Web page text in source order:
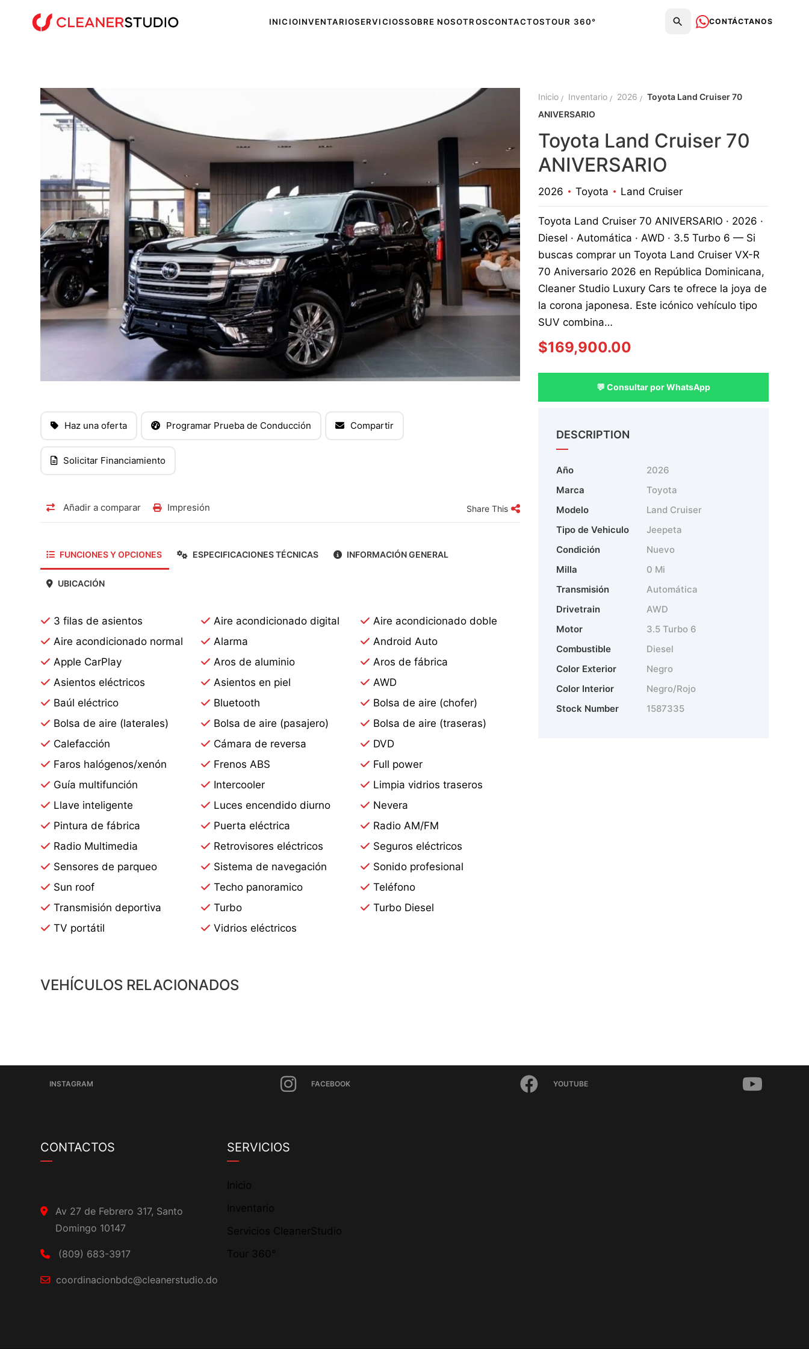
INICIOINVENTARIOSERVICIOSSOBRE NOSOTROSCONTACTOSTOUR 360° CONTÁCTANOS
Haz una oferta Programar Prueba de Conducción Compartir
Solicitar Financiamiento
Añadir a comparar Impresión Share This
FUNCIONES Y OPCIONES ESPECIFICACIONES TÉCNICAS INFORMACIÓN GENERAL
UBICACIÓN
3 filas de asientos Aire acondicionado digital
Aire acondicionado doble
Aire acondicionado normal
Alarma
Android Auto
Apple CarPlay
Aros de aluminio
Aros de fábrica
Asientos eléctricos
Asientos en piel
AWD
Baúl eléctrico
Bluetooth
Bolsa de aire (chofer)
Bolsa de aire (laterales)
Bolsa de aire (pasajero)
Bolsa de aire (traseras)
Calefacción
Cámara de reversa
DVD
Faros halógenos/xenón
Frenos ABS
Full power
Guía multifunción
Intercooler
Limpia vidrios traseros
Llave inteligente
Luces encendido diurno
Nevera
Pintura de fábrica
Puerta eléctrica
Radio AM/FM
Radio Multimedia
Retrovisores eléctricos
Seguros eléctricos
Sensores de parqueo
Sistema de navegación
Sonido profesional
Sun roof
Techo panoramico
Teléfono
Transmisión deportiva
Turbo
Turbo Diesel
TV portátil
Vidrios eléctricos
Inicio Inventario 2026
Toyota Land Cruiser 70
ANIVERSARIO
Toyota Land Cruiser 70
ANIVERSARIO
2026 Toyota Land Cruiser
Toyota Land Cruiser 70 ANIVERSARIO · 2026 ·
Diesel · Automática · AWD · 3.5 Turbo 6 — Si
buscas comprar un Toyota Land Cruiser VX-R
70 Aniversario 2026 en República Dominicana,
Cleaner Studio Luxury Cars te ofrece la joya de
la corona japonesa. Este icónico vehículo tipo
SUV combina…
$169,900.00
💬 Consultar por WhatsApp
DESCRIPTION
Año
2026
Marca
Toyota
Modelo
Land Cruiser
Tipo de Vehiculo
Jeepeta
Condición
Nuevo
Milla
0 Mi
Transmisión
Automática
Drivetrain
AWD
Motor
3.5 Turbo 6
Combustible
Diesel
Color Exterior
Negro
Color Interior
Negro/Rojo
Stock Number
1587335
VEHÍCULOS RELACIONADOS
INSTAGRAM FACEBOOK YOUTUBE
CONTACTOS
Av 27 de Febrero 317, Santo
Domingo 10147
(809) 683-3917
coordinacionbdc@cleanerstudio.do
SERVICIOS
Inicio
Inventario
Servicios CleanerStudio
Tour 360°